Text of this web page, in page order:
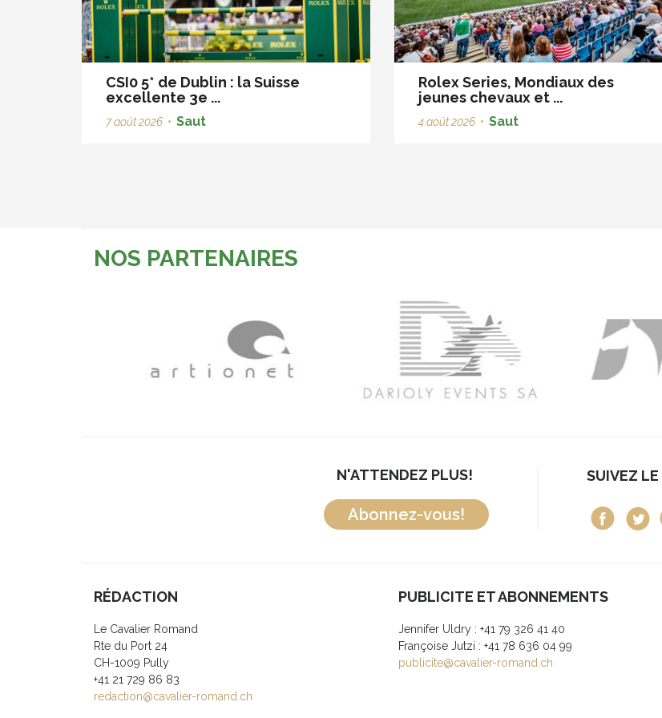
CSI0 5* de Dublin : la Suisse
excellente 3e ...
7 août 2026 • Saut
Rolex Series, Mondiaux des
jeunes chevaux et ...
4 août 2026 • Saut
NOS PARTENAIRES
N'ATTENDEZ PLUS!
Abonnez-vous!
SUIVEZ LE
RÉDACTION
Le Cavalier Romand
Rte du Port 24
CH-1009 Pully
+41 21 729 86 83
redaction@cavalier-romand.ch
PUBLICITE ET ABONNEMENTS
Jennifer Uldry : +41 79 326 41 40
Françoise Jutzi : +41 78 636 04 99
publicite@cavalier-romand.ch